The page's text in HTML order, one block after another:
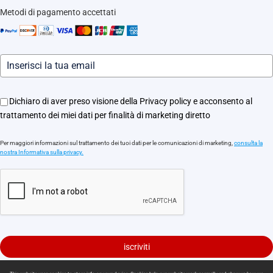
Informazioni legali
Assistenza Motori Apricancello
Eventi
Metodi di pagamento accettati
Dichiaro di aver preso visione della Privacy policy e acconsento al
trattamento dei miei dati per finalità di marketing diretto
Per maggiori informazioni sul trattamento dei tuoi dati per le comunicazioni di marketing,consulta la
nostra Informativa sulla privacy.
iscriviti